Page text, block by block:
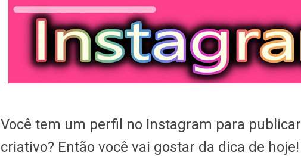
Você tem um perfil no Instagram para
criativo? Então você vai gostar da dica de